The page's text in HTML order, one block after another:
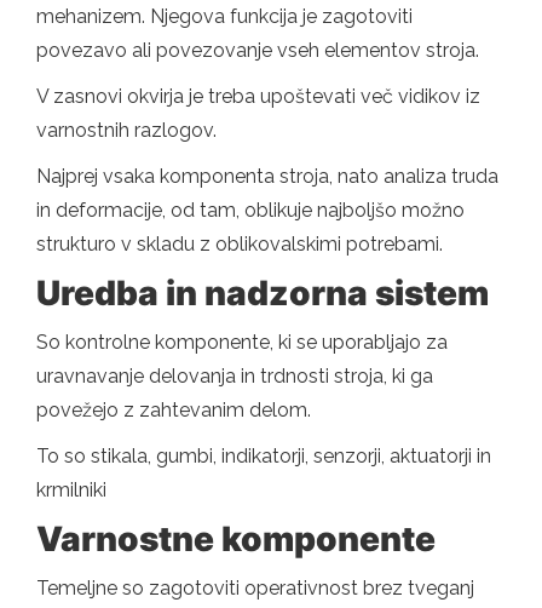
mehanizem. Njegova funkcija je zagotoviti
povezavo ali povezovanje vseh elementov stroja.
V zasnovi okvirja je treba upoštevati več vidikov iz
varnostnih razlogov.
Najprej vsaka komponenta stroja, nato analiza truda
in deformacije, od tam, oblikuje najboljšo možno
strukturo v skladu z oblikovalskimi potrebami.
Uredba in nadzorna sistem
So kontrolne komponente, ki se uporabljajo za
uravnavanje delovanja in trdnosti stroja, ki ga
povežejo z zahtevanim delom.
To so stikala, gumbi, indikatorji, senzorji, aktuatorji in
krmilniki
Varnostne komponente
Temeljne so zagotoviti operativnost brez tveganj